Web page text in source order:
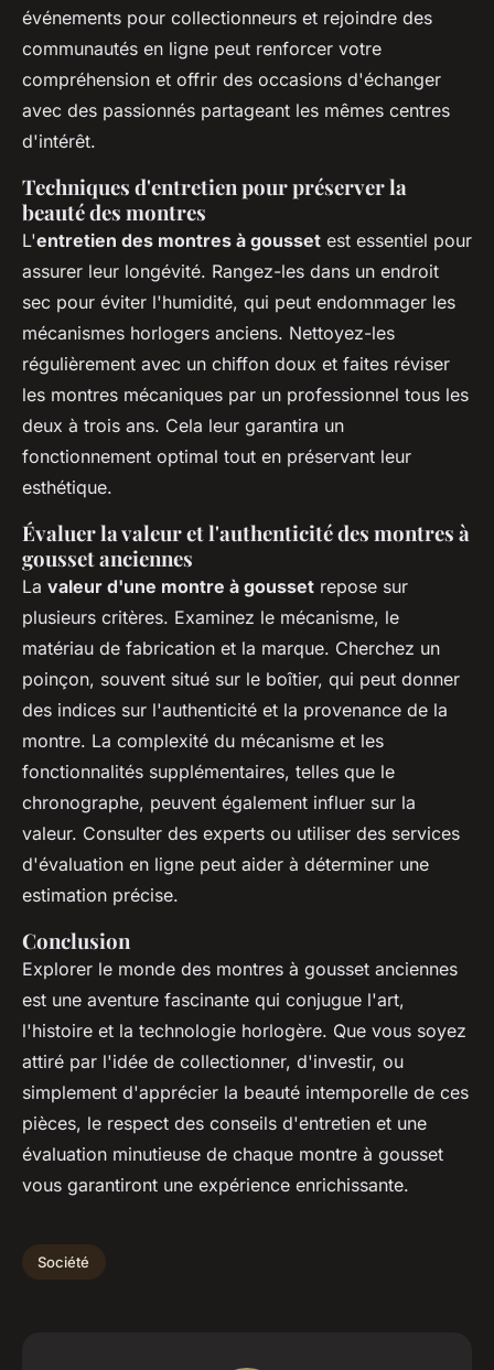
événements pour collectionneurs et rejoindre des
communautés en ligne peut renforcer votre
compréhension et offrir des occasions d'échanger
avec des passionnés partageant les mêmes centres
d'intérêt.
Techniques d'entretien pour préserver la
beauté des montres
L'entretien des montres à gousset est essentiel pour
assurer leur longévité. Rangez-les dans un endroit
sec pour éviter l'humidité, qui peut endommager les
mécanismes horlogers anciens. Nettoyez-les
régulièrement avec un chiffon doux et faites réviser
les montres mécaniques par un professionnel tous les
deux à trois ans. Cela leur garantira un
fonctionnement optimal tout en préservant leur
esthétique.
Évaluer la valeur et l'authenticité des montres à
gousset anciennes
La valeur d'une montre à gousset repose sur
plusieurs critères. Examinez le mécanisme, le
matériau de fabrication et la marque. Cherchez un
poinçon, souvent situé sur le boîtier, qui peut donner
des indices sur l'authenticité et la provenance de la
montre. La complexité du mécanisme et les
fonctionnalités supplémentaires, telles que le
chronographe, peuvent également influer sur la
valeur. Consulter des experts ou utiliser des services
d'évaluation en ligne peut aider à déterminer une
estimation précise.
Conclusion
Explorer le monde des montres à gousset anciennes
est une aventure fascinante qui conjugue l'art,
l'histoire et la technologie horlogère. Que vous soyez
attiré par l'idée de collectionner, d'investir, ou
simplement d'apprécier la beauté intemporelle de ces
pièces, le respect des conseils d'entretien et une
évaluation minutieuse de chaque montre à gousset
vous garantiront une expérience enrichissante.
Société